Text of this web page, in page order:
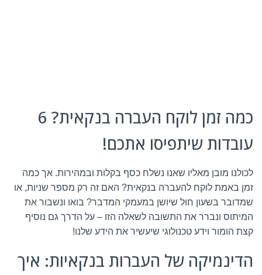
כמה זמן לוקח העברה בנקאית? 6
עובדות שיתפיסו אתכם!
לכולנו מובן מאליו שאנו נשלח כסף בקלות ובמהירות. אך כמה
זמן באמת לוקח להעברה בנקאית? האם זה רק מספר שניות, או
שמדובר בשעון חול שיושן במעמקי המדבר? בואו ונשבור את
המיתוס ונברר את התשובה לשאלה הזו – על הדרך גם נוסיף
קצת הומור וידע טכנולוגי שיעשיר את הידע שלנו!
הדינמיקה של העברות בנקאיות: איך